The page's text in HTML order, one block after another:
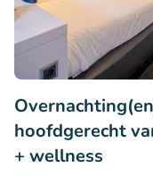
hoofdgerecht
+ wellness